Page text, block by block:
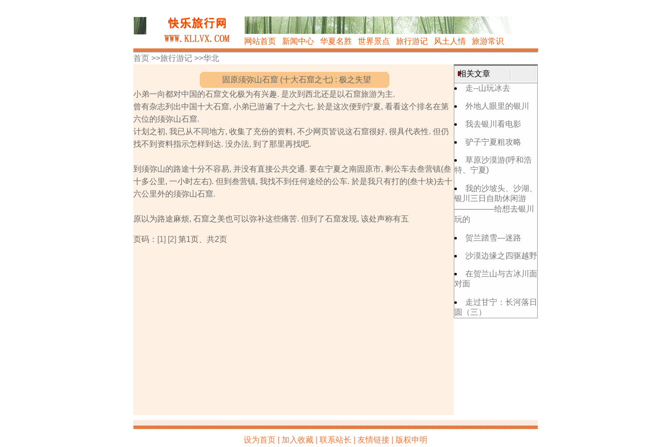
网站首页 新闻中心 华夏名胜 世界景点 旅行游记 风土人情
旅游常识
首页 >>旅行游记 >>华北
相关文章
走--山玩冰去
外地人眼里的银川
我去银川看电影
驴子宁夏粗攻略
草原沙漠游(呼和浩
特、宁夏)
我的沙坡头、沙湖、
银川三日自助休闲游
―――――给想去银川
玩的
贺兰踏雪—迷路
沙漠边缘之四驱越野
在贺兰山与古冰川面
对面
走过甘宁：长河落日
圆（三）
固原须弥山石窟 (十大石窟之七) : 极之失望
小弟一向都对中国的石窟文化极为有兴趣. 是次到西北还是以石窟旅游为主.
曾有杂志列出中国十大石窟, 小弟已游遍了十之六七. 於是这次便到宁夏, 看看这个排名在第
六位的须弥山石窟.
计划之初, 我已从不同地方, 收集了充份的资料, 不少网页皆说这石窟很好, 很具代表性. 但仍
找不到资料指示怎样到达. 没办法, 到了那里再找吧.
到须弥山的路途十分不容易, 并没有直接公共交通. 要在宁夏之南固原市, 剩公车去叁营镇(叁
十多公里, 一小时左右). 但到叁营镇, 我找不到任何途经的公车. 於是我只有打的(叁十块)去十
六公里外的须弥山石窟.
原以为路途麻烦, 石窟之美也可以弥补这些痛苦. 但到了石窟发现, 该处声称有五
页码： [1] [2] 第1页、共2页
设为首页 | 加入收藏 | 联系站长 | 友情链接 | 版权申明